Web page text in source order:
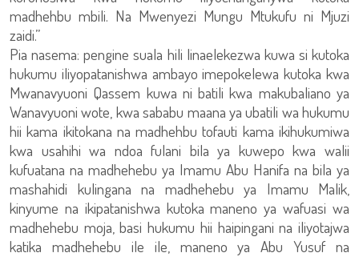
madhehbu mbili. Na Mwenyezi Mungu Mtukufu ni Mjuzi
zaidi.”
Pia nasema: pengine suala hili linaelekezwa kuwa si kutoka
hukumu iliyopatanishwa ambayo imepokelewa kutoka kwa
Mwanavyuoni Qassem kuwa ni batili kwa makubaliano ya
Wanavyuoni wote, kwa sababu maana ya ubatili wa hukumu
hii kama ikitokana na madhehbu tofauti kama ikihukumiwa
kwa usahihi wa ndoa fulani bila ya kuwepo kwa walii
kufuatana na madhehebu ya Imamu Abu Hanifa na bila ya
mashahidi kulingana na madhehebu ya Imamu Malik,
kinyume na ikipatanishwa kutoka maneno ya wafuasi wa
madhehebu moja, basi hukumu hii haipingani na iliyotajwa
katika madhehebu ile ile, maneno ya Abu Yusuf na